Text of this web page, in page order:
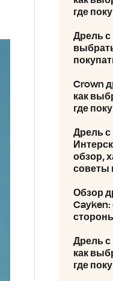
где
Дрель с
Crown
как
где
Дрель
обзор,
советы
Обзор
Дрель
как
где